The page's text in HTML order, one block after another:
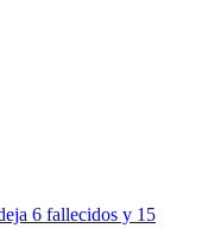
6 fallecidos y 15